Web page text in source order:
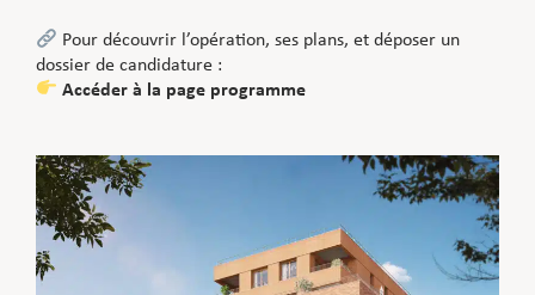
Pour découvrir l’opération, ses plans, et déposer un
dossier de candidature :
Accéder à la page programme